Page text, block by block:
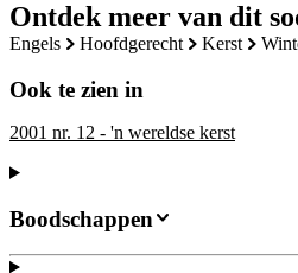
Ontdek meer van dit
engels hoofdgerecht kerst
Ook te zien in
2001 nr. 12 - 'n wereldse kerst
Boodschappen